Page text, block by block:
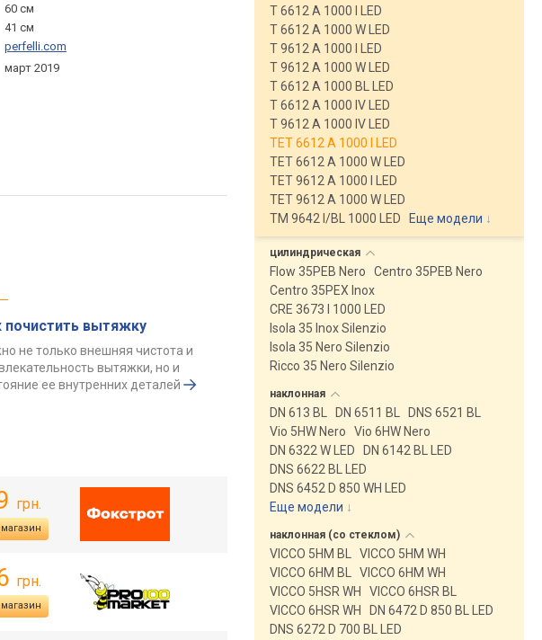
60 см
41 см
perfelli.com
март 2019
почистить вытяжку
не только внешняя чистота и
вытяжки, но и
ее внутренних деталей
грн.
грн.
T 6612 A 1000 I LED
T 6612 A 1000 W LED
T 9612 A 1000 I LED
T 9612 A 1000 W LED
T 6612 A 1000 BL LED
T 6612 A 1000 IV LED
T 9612 A 1000 IV LED
TET 6612 A 1000 I LED
TET 6612 A 1000 W LED
TET 9612 A 1000 I LED
TET 9612 A 1000 W LED
TM 9642 I/BL 1000 LED
Еще модели ↓
цилиндрическая
Flow 35PEB Nero
Centro 35PEB Nero
Centro 35PEX Inox
CRE 3673 I 1000 LED
Isola 35 Inox Silenzio
Isola 35 Nero Silenzio
Ricco 35 Nero Silenzio
наклонная
DN 613 BL DN 6511 BL
DNS 6521 BL
Vio 5HW Nero
Vio 6HW Nero
DN 6322 W LED
DN 6142 BL LED
DNS 6622 BL LED
DNS 6452 D 850 WH LED
Еще модели ↓
наклонная (со стеклом)
VICCO 5HM BL
VICCO 5HM WH
VICCO 6HM BL
VICCO 6HM WH
VICCO 5HSR WH
VICCO 6HSR BL
VICCO 6HSR WH
DN 6472 D 850 BL LED
DNS 6272 D 700 BL LED